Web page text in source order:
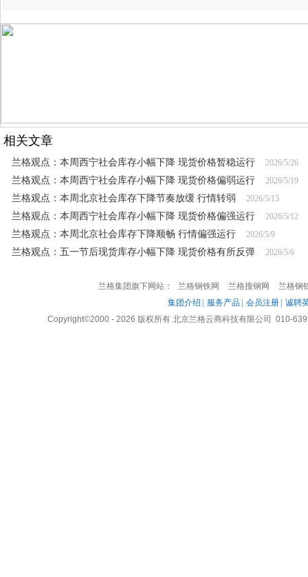
相关文章
兰格观点：本周西宁社会库存小幅下降 现货价格暂稳运行 2026/5/26
兰格观点：本周西宁社会库存小幅下降 现货价格偏弱运行 2026/5/19
兰格观点：本周北京社会库存下降节奏放缓 行情转弱 2026/5/15
兰格观点：本周西宁社会库存小幅下降 现货价格偏强运行 2026/5/12
兰格观点：本周北京社会库存下降顺畅 行情偏强运行 2026/5/9
兰格观点：五一节后现货库存小幅下降 现货价格有所反弹 2026/5/6